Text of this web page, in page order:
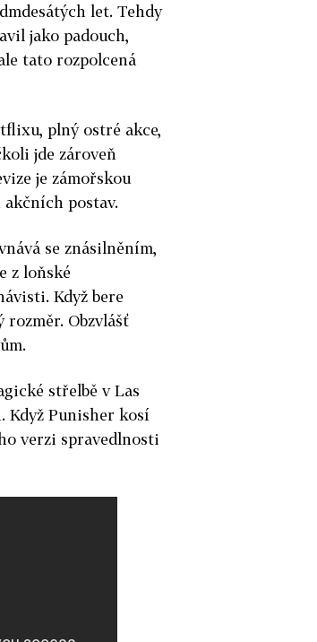
let. Tehdy
jako padouch,
tato rozpolcená
plný ostré akce,
jde zároveň
je zámořskou
postav.
se znásilněním,
z loňské
Když bere
Obzvlášť
střelbě v Las
Když Punisher kosí
verzi spravedlnosti